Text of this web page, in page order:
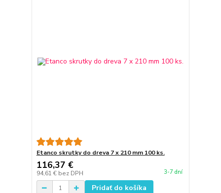
Etanco skrutky do dreva 7 x 210 mm 100 ks.
116,37 €
94,61 € bez DPH 3-7 dní
Pridať do košíka